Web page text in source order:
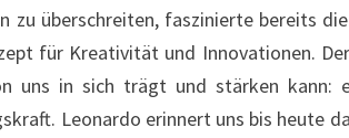
zu überschreiten, faszinierte bereits
für Kreativität und Innovationen.
uns in sich trägt und stärken kann:
Leonardo erinnert uns bis heute